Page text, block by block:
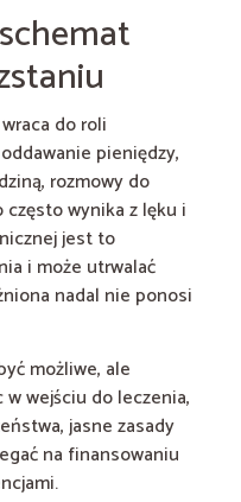
do roli
pieniędzy,
rozmowy do
często wynika z lęku i
jest to
i może utrwalać
nadal nie ponosi
możliwe, ale
wejściu do leczenia,
jasne zasady
na finansowaniu